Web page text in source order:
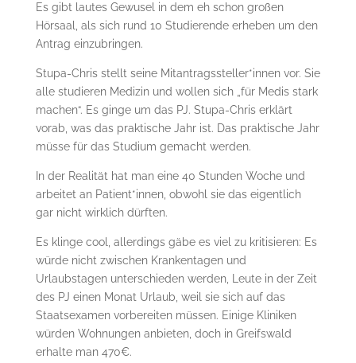
Es gibt lautes Gewusel in dem eh schon großen
Hörsaal, als sich rund 10 Studierende erheben um den
Antrag einzubringen.
Stupa-Chris stellt seine Mitantragssteller*innen vor. Sie
alle studieren Medizin und wollen sich „für Medis stark
machen“. Es ginge um das PJ. Stupa-Chris erklärt
vorab, was das praktische Jahr ist. Das praktische Jahr
müsse für das Studium gemacht werden.
In der Realität hat man eine 40 Stunden Woche und
arbeitet an Patient*innen, obwohl sie das eigentlich
gar nicht wirklich dürften.
Es klinge cool, allerdings gäbe es viel zu kritisieren: Es
würde nicht zwischen Krankentagen und
Urlaubstagen unterschieden werden, Leute in der Zeit
des PJ einen Monat Urlaub, weil sie sich auf das
Staatsexamen vorbereiten müssen. Einige Kliniken
würden Wohnungen anbieten, doch in Greifswald
erhalte man 470€.